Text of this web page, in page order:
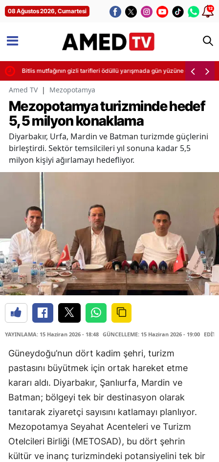
08 Ağustos 2026, Cumartesi 12
Bitlis mutfağının gizli tarifleri ödüllü yarışmada gün yüzüne çıktı
Amed TV | Mezopotamya
Mezopotamya turizminde hedef
5,5 milyon konaklama
Diyarbakır, Urfa, Mardin ve Batman turizmde güçlerini
birleştirdi. Sektör temsilcileri yıl sonuna kadar 5,5
milyon kişiyi ağırlamayı hedefliyor.
YAYINLAMA: 15 Haziran 2026 - 18:48 GÜNCELLEME: 15 Haziran 2026 - 19:00
Güneydoğu’nun dört kadim şehri, turizm
pastasını büyütmek için ortak hareket etme
kararı aldı. Diyarbakır, Şanlıurfa, Mardin ve
Batman; bölgeyi tek bir destinasyon olarak
tanıtarak ziyaretçi sayısını katlamayı planlıyor.
Mezopotamya Seyahat Acenteleri ve Turizm
Otelcileri Birliği (METOSAD), bu dört şehrin
kültür ve inanç turizmindeki potansiyelini tek bir